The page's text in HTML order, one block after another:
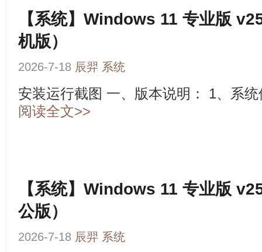
【系统】Windows 11 专业版
机版）
2026-7-18 辰羿 系统
安装运行截图 一、版本说明： 1、系
阅读全文>>
【系统】Windows 11 专业版
公版）
2026-7-18 辰羿 系统